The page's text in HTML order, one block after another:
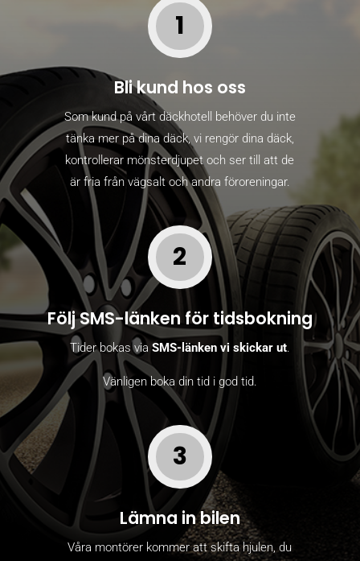
1
Bli kund hos oss
Som kund på vårt däckhotell behöver du inte
tänka mer på dina däck, vi rengör dina däck,
kontrollerar mönsterdjupet och ser till att de
är fria från vägsalt och andra föroreningar.
2
Följ SMS-länken för tidsbokning
Tider bokas viaSMS-länken vi skickar ut.
Vänligen boka din tid i god tid.
3
Lämna in bilen
Våra montörer kommer att skifta hjulen, du